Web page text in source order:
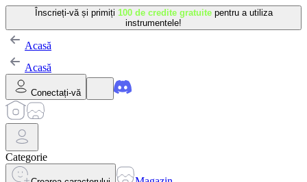
Înscrieți-vă și primiți 100 de credite gratuite pentru a utiliza
instrumentele!
Acasă
Acasă
Conectați-vă
Categorie